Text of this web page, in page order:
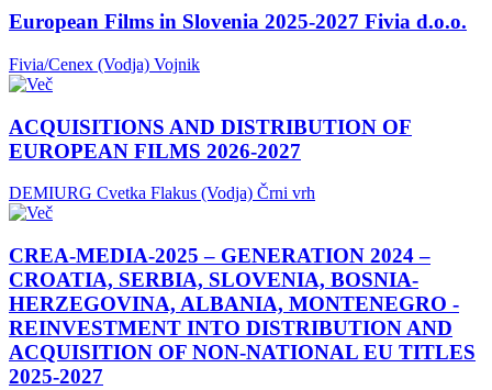
European Films in Slovenia 2025-2027 Fivia d.o.o.
Fivia/Cenex (Vodja) Vojnik
ACQUISITIONS AND DISTRIBUTION OF
EUROPEAN FILMS 2026-2027
DEMIURG Cvetka Flakus (Vodja) Črni vrh
CREA-MEDIA-2025 – GENERATION 2024 –
CROATIA, SERBIA, SLOVENIA, BOSNIA-
HERZEGOVINA, ALBANIA, MONTENEGRO -
REINVESTMENT INTO DISTRIBUTION AND
ACQUISITION OF NON-NATIONAL EU TITLES
2025-2027